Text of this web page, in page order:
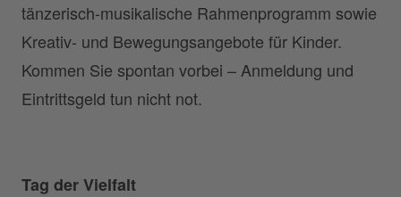
tänzerisch-musikalische Rahmenprogramm sowie
Kreativ- und Bewegungsangebote für Kinder.
Kommen Sie spontan vorbei – Anmeldung und
Eintrittsgeld tun nicht not.
Tag der Vielfalt